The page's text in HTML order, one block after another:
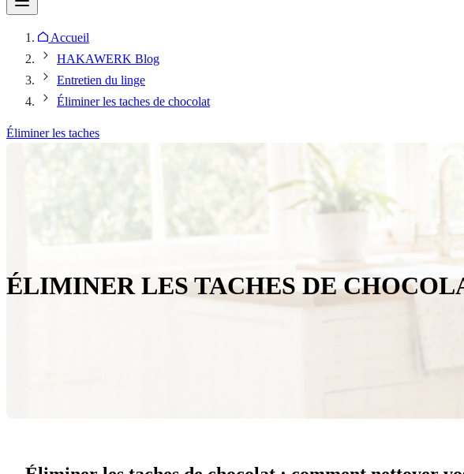
Accueil
HAKAWERK Blog
Entretien du linge
Éliminer les taches de chocolat
Éliminer les taches
ÉLIMINER LES TACHES DE